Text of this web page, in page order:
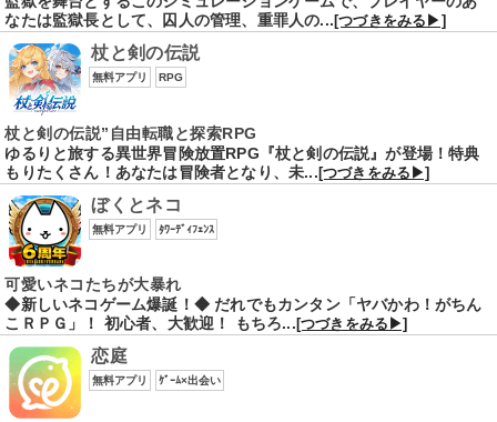
なたは監獄長として、囚人の管理、重罪人の...[つづきをみる▶]
杖と剣の伝説
無料アプリ RPG
杖と剣の伝説”自由転職と探索RPG
ゆるりと旅する異世界冒険放置RPG『杖と剣の伝説』が登場！特典
もりたくさん！あなたは冒険者となり、未...[つづきをみる▶]
ぼくとネコ
無料アプリ ﾀﾜｰﾃﾞｨﾌｪﾝｽ
可愛いネコたちが大暴れ
◆新しいネコゲーム爆誕！◆ だれでもカンタン「ヤバかわ！がちん
こＲＰＧ」！ 初心者、大歓迎！ もちろ... [つづきをみる▶]
恋庭
無料アプリ ｹﾞｰﾑ×出会い